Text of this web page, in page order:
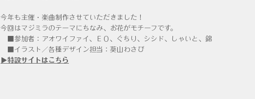
今年も主催・楽曲制作させていただきました！
今回はマジミラのテーマにちなみ、お花がモチーフです。
​ ■参加者：アオワイファイ、ＥＯ、ぐちり、シシド、しゃいと、錦
■イラスト／各種デザイン担当：葵山わさび
▶特設サイトはこちら